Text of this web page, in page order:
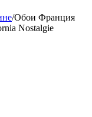
/Обои Франция
Nostalgie